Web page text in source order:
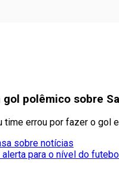
polêmico sobre
errou por fazer o gol
sobre notícias
para o nível do futebol